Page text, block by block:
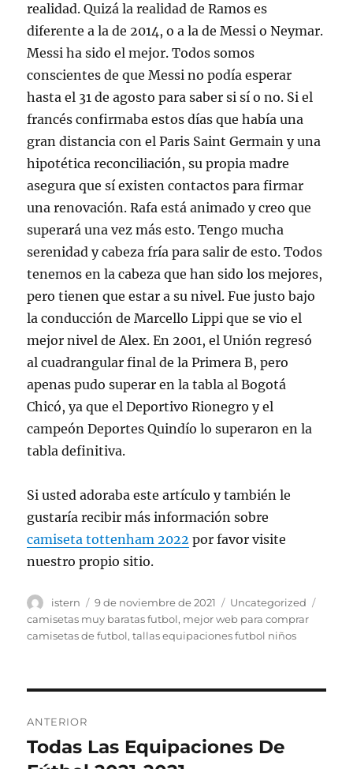
realidad. Quizá la realidad de Ramos es
diferente a la de 2014, o a la de Messi o Neymar.
Messi ha sido el mejor. Todos somos
conscientes de que Messi no podía esperar
hasta el 31 de agosto para saber si sí o no. Si el
francés confirmaba estos días que había una
gran distancia con el Paris Saint Germain y una
hipotética reconciliación, su propia madre
asegura que sí existen contactos para firmar
una renovación. Rafa está animado y creo que
superará una vez más esto. Tengo mucha
serenidad y cabeza fría para salir de esto. Todos
tenemos en la cabeza que han sido los mejores,
pero tienen que estar a su nivel. Fue justo bajo
la conducción de Marcello Lippi que se vio el
mejor nivel de Alex. En 2001, el Unión regresó
al cuadrangular final de la Primera B, pero
apenas pudo superar en la tabla al Bogotá
Chicó, ya que el Deportivo Rionegro y el
campeón Deportes Quindío lo superaron en la
tabla definitiva.
Si usted adoraba este artículo y también le
gustaría recibir más información sobre
camiseta tottenham 2022 por favor visite
nuestro propio sitio.
Autor
istern
Publicado
el
9 de noviembre de 2021 Categorías
Uncategorized
camisetas muy baratas futbol, mejor web para comprar
camisetas de futbol,tallas equipaciones futbol niños
de
ANTERIOR
Entrada
Todas Las Equipaciones De